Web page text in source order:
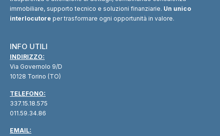
immobiliare, supporto tecnico e soluzioni finanziarie. Un unico
interlocutore per trasformare ogni opportunità in valore.
INFO UTILI
INDIRIZZO:
Via Governolo 9/D
10128 Torino (TO)
TELEFONO:
337.15.18.575
011.59.34.86
EMAIL: